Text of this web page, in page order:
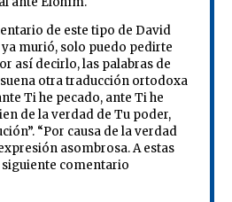
de este tipo de David
murió, solo puedo pedirte
así decirlo, las palabras de
otra traducción ortodoxa
Ti he pecado, ante Ti he
de la verdad de Tu poder,
“Por causa de la verdad
asombrosa. A estas
comentario